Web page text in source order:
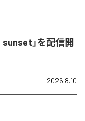
」を配信開
2026.8.10